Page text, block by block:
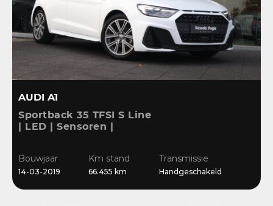
AUDI A1
Sportback 35 TFSI S Line
| LED | Sensoren |
Bouwjaar
14-03-2019
Km stand
66.455 km
Transmissie
Handgeschakeld